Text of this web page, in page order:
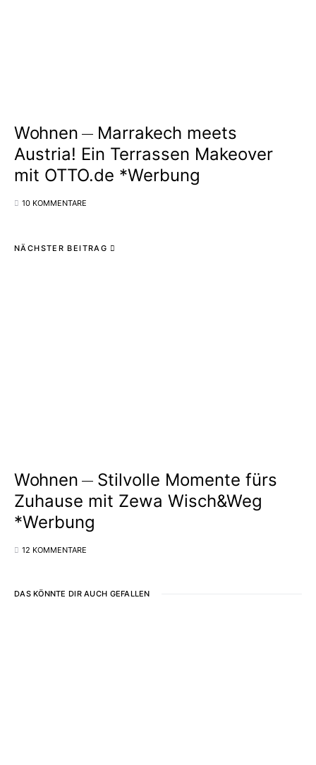
Wohnen
Marrakech meets
Austria! Ein Terrassen Makeover
mit OTTO.de *Werbung
10 KOMMENTARE
NÄCHSTER BEITRAG
Wohnen
Stilvolle Momente fürs
Zuhause mit Zewa Wisch&Weg
*Werbung
12 KOMMENTARE
DAS KÖNNTE DIR AUCH GEFALLEN